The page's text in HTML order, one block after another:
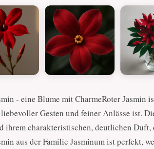
- eine Blume mit CharmeRoter Jasmin
Gesten und feiner Anlässe ist.
ihrem charakteristischen, deutlichen
aus der Familie Jasminum ist perfekt,